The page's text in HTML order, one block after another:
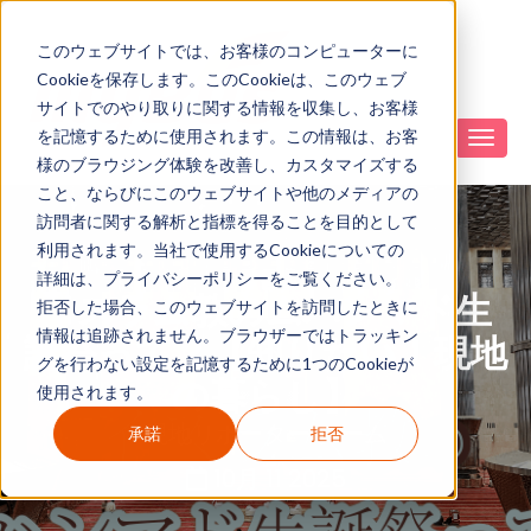
このウェブサイトでは、お客様のコンピューターに
Cookieを保存します。このCookieは、このウェブ
サイトでのやり取りに関する情報を収集し、お客様
を記憶するために使用されます。この情報は、お客
様のブラウジング体験を改善し、カスタマイズする
こと、ならびにこのウェブサイトや他のメディアの
訪問者に関する解析と指標を得ることを目的として
利用されます。当社で使用するCookieについての
詳細は、プライバシーポリシーをご覧ください。
拒否した場合、このウェブサイトを訪問したときに
情報は追跡されません。ブラウザーではトラッキン
グを行わない設定を記憶するために1つのCookieが
使用されます。
承諾 拒否
イスラム教のムハンマド生
誕祭って？【知りたい！現地
の暮らし】
現地リポーター チーム